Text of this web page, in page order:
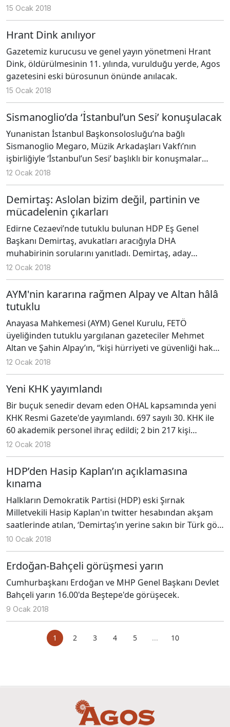
15 Ocak 2018
Hrant Dink anılıyor
Gazetemiz kurucusu ve genel yayın yönetmeni Hrant
Dink, öldürülmesinin 11. yılında, vurulduğu yerde, Agos
gazetesini eski bürosunun önünde anılacak.
15 Ocak 2018
Sismanoglio’da ‘İstanbul’un Sesi’ konuşulacak
Yunanistan İstanbul Başkonsolosluğu’na bağlı
Sismanoglio Megaro, Müzik Arkadaşları Vakfı’nın
işbirliğiyle ‘İstanbul’un Sesi’ başlıklı bir konuşmalar
dizisine ev sahipliği yapacak.
12 Ocak 2018
Demirtaş: Aslolan bizim değil, partinin ve
mücadelenin çıkarları
Edirne Cezaevi’nde tutuklu bulunan HDP Eş Genel
Başkanı Demirtaş, avukatları aracığıyla DHA
muhabirinin sorularını yanıtladı. Demirtaş, aday
olmama kararının arka planını açıklarken, "Yaşamın her
alanı, siyaset ve mücadele alanıdır. Ben, bundan sonra
eş genel başkanlık görevi dışında başka bir rol ve
misyonla mücadeleye devam etme kararını samimiyetle
12 Ocak 2018
AYM'nin kararına rağmen Alpay ve Altan hâlâ
tutuklu
Anayasa Mahkemesi (AYM) Genel Kurulu, FETÖ
üyeliğinden tutuklu yargılanan gazeteciler Mehmet
Altan ve Şahin Alpay’ın, “kişi hürriyeti ve güvenliği hakkı”
ve “ifade ve basın özgürlüklerinin” ihlal edildiğine oy
çokluğuyla karar verdi. AYM’nin ihlal kararına rağmen
Alpay ve Altan’ın davalarına bakan ceza mahkemeleri
tutukluluklarının devamına karar verdi.
12 Ocak 2018
Yeni KHK yayımlandı
Bir buçuk senedir devam eden OHAL kapsamında yeni
KHK Resmi Gazete'de yayımlandı. 697 sayılı 30. KHK ile
60 akademik personel ihraç edildi; 2 bin 217 kişi
görevine iade edildi.
12 Ocak 2018
HDP’den Hasip Kaplan’ın açıklamasına
kınama
Halkların Demokratik Partisi (HDP) eski Şırnak
Milletvekili Hasip Kaplan'ın twitter hesabından akşam
saatlerinde atılan, ‘Demirtaş’ın yerine sakın bir Türk göz
dikmesin’ açıklaması, partisinin tepkisini çekti.
10 Ocak 2018
Erdoğan-Bahçeli görüşmesi yarın
Cumhurbaşkanı Erdoğan ve MHP Genel Başkanı Devlet
Bahçeli yarın 16.00'da Beştepe'de görüşecek.
9 Ocak 2018
1 2 3 4 5 ... 10